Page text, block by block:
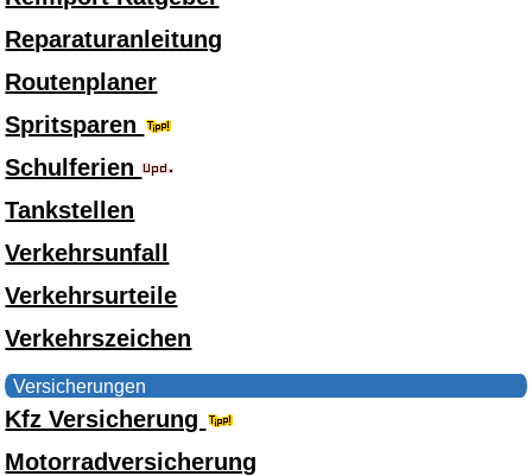
Reparaturanleitung
Routenplaner
Spritsparen
Schulferien
Tankstellen
Verkehrsunfall
Verkehrsurteile
Verkehrszeichen
Versicherungen
Kfz Versicherung
Motorradversicherung